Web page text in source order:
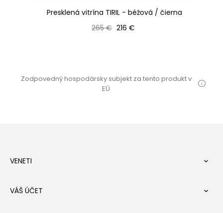
Presklená vitrína TIRIL - béžová / čierna
Bežná cena
265 € Cena
216 €
Zodpovedný hospodársky subjekt za tento produkt v
EÚ
VENETI 
VÁŠ ÚČET 